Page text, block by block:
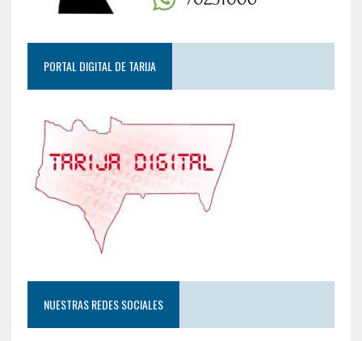
PORTAL DIGITAL DE TARIJA
NUESTRAS REDES SOCIALES